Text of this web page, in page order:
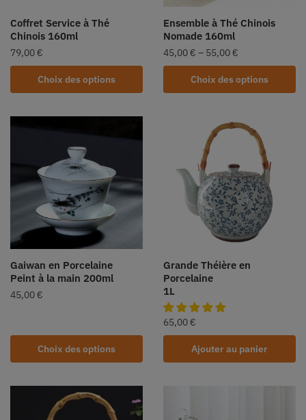
Coffret Service à Thé
Chinois 160ml
79,00 €
Choix des options
Ensemble à Thé Chinois
Nomade 160ml
45,00 € – 55,00 €
Choix des options
Gaiwan en Porcelaine
Peint à la main 200ml
45,00 €
Choix des options
Grande Théière en
Porcelaine
1L
65,00 €
Ajouter au panier